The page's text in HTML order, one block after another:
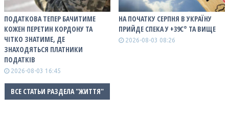
ПОДАТКОВА ТЕПЕР БАЧИТИМЕ
КОЖЕН ПЕРЕТИН КОРДОНУ ТА
ЧІТКО ЗНАТИМЕ, ДЕ
ЗНАХОДЯТЬСЯ ПЛАТНИКИ
ПОДАТКІВ
2026-08-03 16:45
НА ПОЧАТКУ СЕРПНЯ В УКРАЇНУ
ПРИЙДЕ СПЕКА У +39С° ТА ВИЩЕ
2026-08-03 08:26
ВСЕ СТАТЬИ РАЗДЕЛА "ЖИТТЯ"